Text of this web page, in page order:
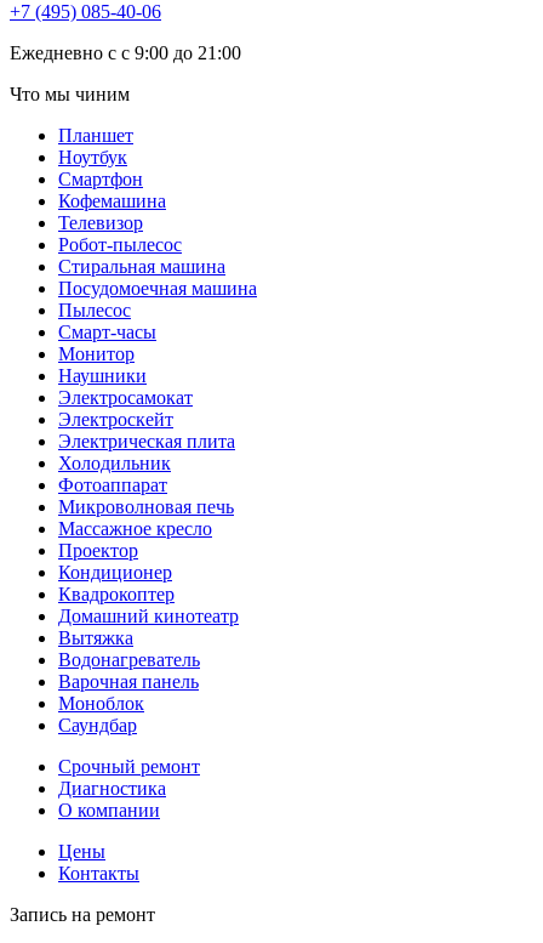
+7 (495) 085-40-06
Eжедневно с с 9:00 до 21:00
Что мы чиним
Планшет
Ноутбук
Смартфон
Кофемашина
Телевизор
Робот-пылесос
Стиральная машина
Посудомоечная машина
Пылесос
Смарт-часы
Монитор
Наушники
Электросамокат
Электроскейт
Электрическая плита
Холодильник
Фотоаппарат
Микроволновая печь
Массажное кресло
Проектор
Кондиционер
Квадрокоптер
Домашний кинотеатр
Вытяжка
Водонагреватель
Варочная панель
Моноблок
Саундбар
Срочный ремонт
Диагностика
О компании
Цены
Контакты
Запись на ремонт